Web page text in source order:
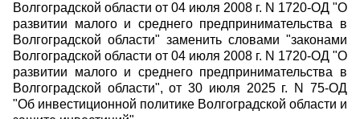
Волгоградской области от 04 июля 2008 г. N 1720-ОД "О
развитии малого и среднего предпринимательства в
Волгоградской области" заменить словами "законами
Волгоградской области от 04 июля 2008 г. N 1720-ОД "О
развитии малого и среднего предпринимательства в
Волгоградской области", от 30 июля 2025 г. N 75-ОД
"Об инвестиционной политике Волгоградской области и